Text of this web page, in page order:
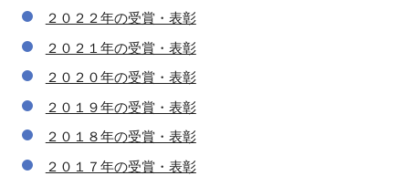
２０２２年の受賞・表彰
２０２１年の受賞・表彰
２０２０年の受賞・表彰
２０１９年の受賞・表彰
２０１８年の受賞・表彰
２０１７年の受賞・表彰